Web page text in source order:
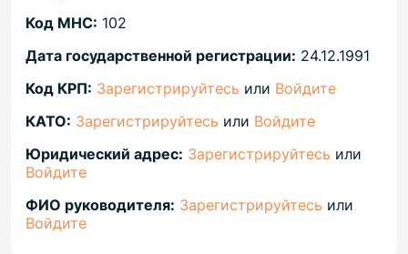
Код МНС: 102
Дата государственной регистрации: 24.12.1991
Код КРП: Зарегистрируйтесь или Войдите
КАТО: Зарегистрируйтесь или Войдите
Юридический адрес: Зарегистрируйтесь или
Войдите
ФИО руководителя: Зарегистрируйтесь или
Войдите